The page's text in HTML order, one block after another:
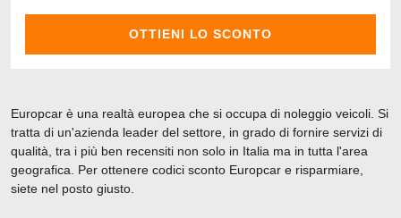
OTTIENI LO SCONTO
Europcar è una realtà europea che si occupa di noleggio veicoli. Si
tratta di un'azienda leader del settore, in grado di fornire servizi di
qualità, tra i più ben recensiti non solo in Italia ma in tutta l'area
geografica. Per ottenere codici sconto Europcar e risparmiare,
siete nel posto giusto.